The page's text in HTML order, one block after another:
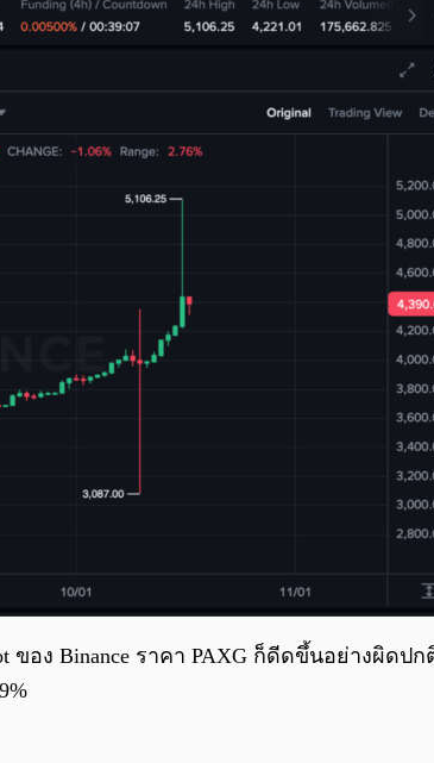
ของ Binance ราคา PAXG ก็ดีดขึ้นอย่างผิ